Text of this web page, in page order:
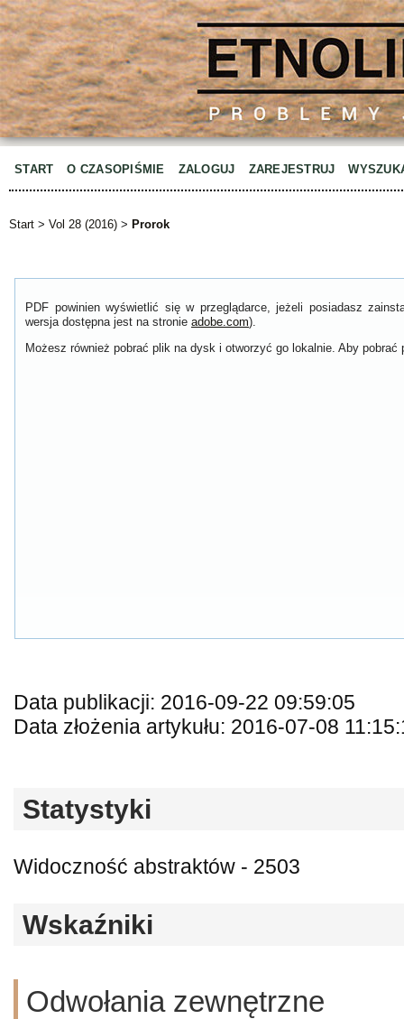
START O CZASOPIŚMIE ZALOGUJ ZAREJESTRUJ
Start > Vol 28 (2016) > Prorok
PDF powinien wyświetlić się w przeglądarce, jeżeli posiadasz
wersja dostępna jest na stronie adobe.com).
Możesz również pobrać plik na dysk i otworzyć go lokalnie. Aby
Data publikacji: 2016-09-22 09:59:05
Data złożenia artykułu: 2016-07-08
Statystyki
Widoczność abstraktów - 2503
Wskaźniki
Odwołania zewnętrzne